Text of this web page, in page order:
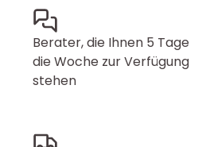
Berater, die Ihnen 5 Tage
die Woche zur Verfügung
stehen